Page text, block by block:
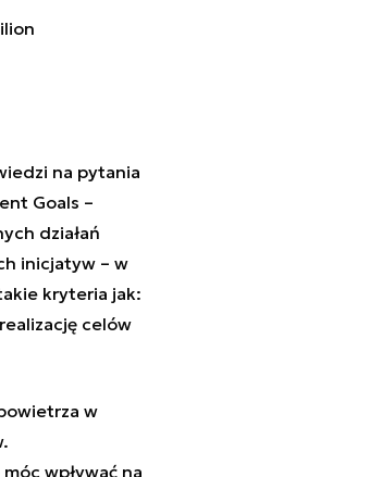
na pytania
Goals –
działań
inicjatyw – w
kryteria jak:
celów
w
wpływać na